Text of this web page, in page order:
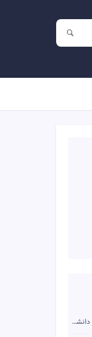
شاخه پزشکی دانشگاه تگزاس (UTMB)‏ از مراکز معتبر دانشگاهی علو...